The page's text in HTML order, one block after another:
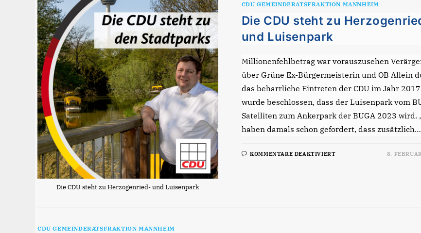
Die CDU steht zu Herzogenried- und Luisenpark
CDU GEMEINDERATSFRAKTION MANNHEIM
Die CDU steht zu
und Luisenpark
Millionenfehlbetrag war vorauszusehen
über Grüne Ex-Bürgermeisterin und OB Allein
das beharrliche Eintreten der CDU im Jahr 2017
wurde beschlossen, dass der Luisenpark vom
Satelliten zum Ankerpark der BUGA 2023 wird.
haben damals schon gefordert, dass zusätzlich…
KOMMENTARE DEAKTIVIERTFÜR 8.
CDU GEMEINDERATSFRAKTION MANNHEIM